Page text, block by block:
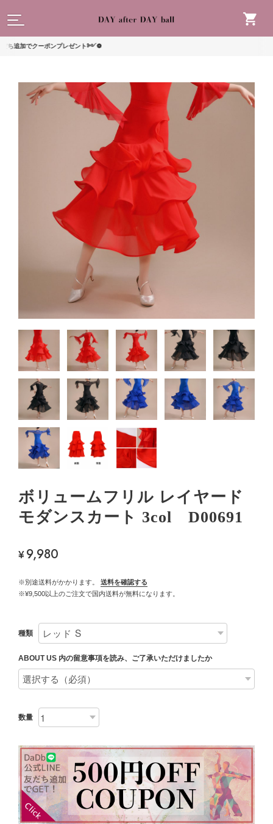
でクーポンプレゼント༻❁
ボリュームフリル レイヤード
モダンスカート 3col D00691
¥9,980
※別途送料がかかります。
送料を確認する
※¥9,500以上のご注文で国内送料が無料になります。
種類
ABOUT US 内の留意事項を読み、ご了承いただけましたか
数量